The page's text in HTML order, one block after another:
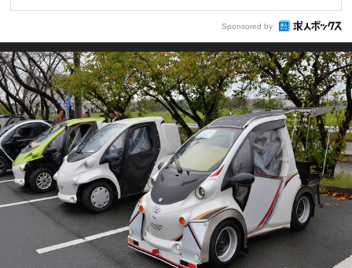
Sponsored by